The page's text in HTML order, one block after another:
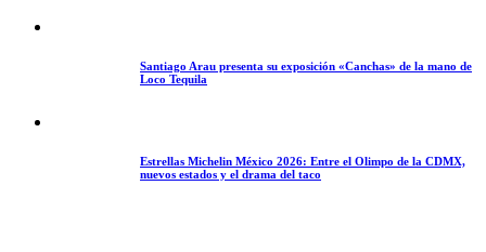
Santiago Arau presenta su exposición «Canchas» de la mano de
Loco Tequila
Estrellas Michelin México 2026: Entre el Olimpo de la CDMX,
nuevos estados y el drama del taco